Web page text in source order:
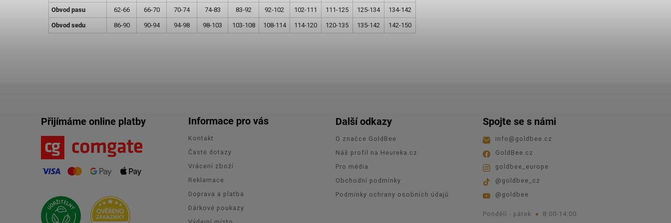
Obvod pasu 62-66 66-70 70-74 74-83 83-92 92-102 102-111 111-125 125-134 134-142
Obvod sedu 86-90 90-94 94-98 98-103 103-108 108-114 114-120 120-135 135-142 142-150
Přijímáme online platby Informace pro vás
Kontakt
Časté dotazy
Vrácení zboží
Reklamace
Doprava a platba
Dárkové poukazy
Další odkazy
O značce GoldBee
Náš profil na Heureka.cz
Pro média
Obchodní podmínky
Podmínky ochrany osobních údajů
Spojte se s námi
info @ goldbee.cz
GoldBee.cz
goldbee_europe
@goldbee_cz
@goldbee
Pondělí - pátek 8:00-14:00